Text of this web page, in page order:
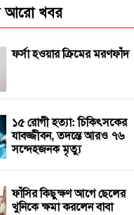
আরো খবর
ফর্সা হওয়ার ক্রিমের মরণফাঁদ
১৫ রোগী হত্যা: চিকিৎসকের
যাবজ্জীবন, তদন্তে আরও ৭৬
সন্দেহজনক মৃত্যু
ফাঁসির কিছুক্ষণ আগে ছেলের
খুনিকে ক্ষমা করলেন বাবা